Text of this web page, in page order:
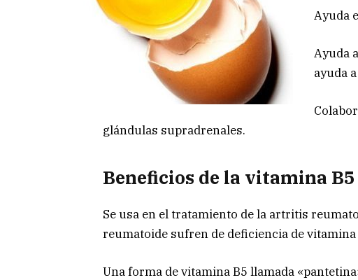
Ayuda
Ayuda
ayuda
glándulas supradrenales.
Beneficios de la vitamina B5
Se usa en el tratamiento de la artritis
reumatoide sufren de deficiencia de vitamina
Una forma de vitamina B5 llamada